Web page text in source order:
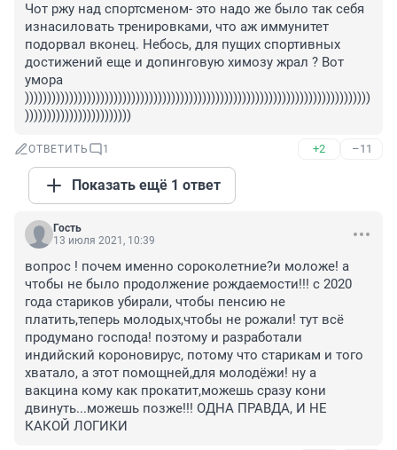
Чот ржу над спортсменом- это надо же было так себя
изнасиловать тренировками, что аж иммунитет
подорвал вконец. Небось, для пущих спортивных
достижений еще и допинговую химозу жрал ? Вот
умора
))))))))))))))))))))))))))))))))))))))))))))))))))))))))))))))))))))))))))))))
))))))))))))))))))))))))
ОТВЕТИТЬ 1 +2 –11
Показать ещё 1 ответ
Гость
13 июля 2021, 10:39
вопрос ! почем именно сороколетние?и моложе! а
чтобы не было продолжение рождаемости!!! с 2020
года стариков убирали, чтобы пенсию не
платить,теперь молодых,чтобы не рожали! тут всё
продумано господа! поэтому и разработали
индийский короновирус, потому что старикам и того
хватало, а этот помощней,для молодёжи! ну а
вакцина кому как прокатит,можешь сразу кони
двинуть...можешь позже!!! ОДНА ПРАВДА, И НЕ
КАКОЙ ЛОГИКИ